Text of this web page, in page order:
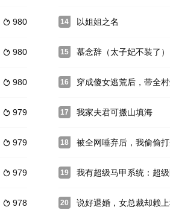
 980
 980
 980
 979
 979
 979
 978
14 以姐姐之名
15 慕念辞（太子妃不装了）
16 穿成傻女逃荒后，带全
17 我家夫君可搬山填海
18 被全网唾弃后，我偷偷
19 我有超级马甲系统：超
20 说好退婚，女总裁却赖